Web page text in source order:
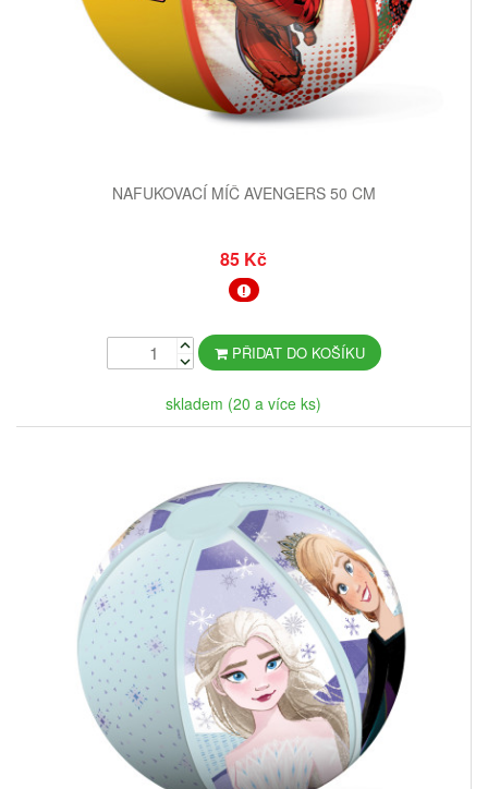
NAFUKOVACÍ MÍČ AVENGERS 50 CM
85 Kč
PŘIDAT DO KOŠÍKU
skladem (20 a více ks)